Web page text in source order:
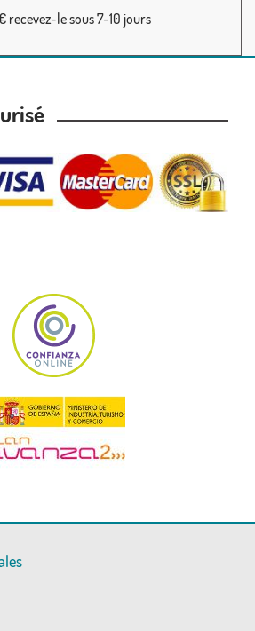
recevez-le sous 7-10 jours